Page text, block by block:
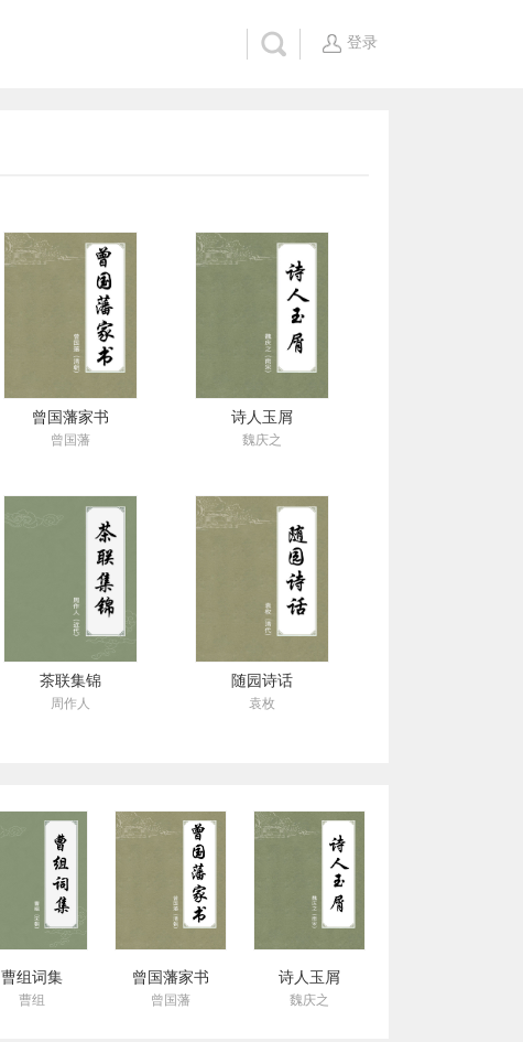
登录
曾国藩家书
曾国藩
诗人玉屑
魏庆之
茶联集锦
周作人
随园诗话
袁枚
曹组词集
曹组
曾国藩家书
曾国藩
诗人玉屑
魏庆之